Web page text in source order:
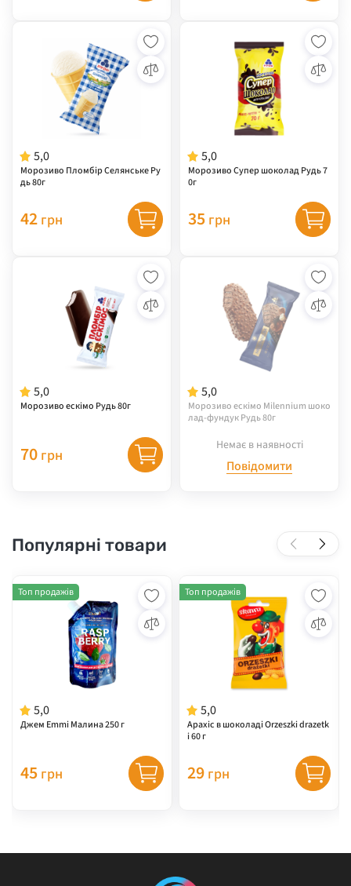
5,0
Морозиво Пломбір Селянське Ру
дь 80г
42 грн
5,0
Морозиво Супер шоколад Рудь 7
0г
35 грн
5,0
Морозиво ескімо Рудь 80г
70 грн
5,0
Морозиво ескімо Milennium шоко
лад-фундук Рудь 80г
Немає в наявності
Повідомити
Популярні товари
5,0
Джем Emmi Малина 250 г
Топ продажів
45 грн
5,0
Арахіс в шоколаді Orzeszki drazetk
i 60 г
Топ продажів
29 грн